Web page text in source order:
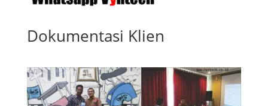
Dokumentasi Klien